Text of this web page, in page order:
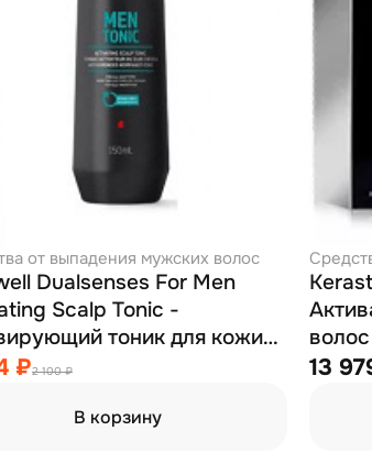
от выпадения мужских волос
Dualsenses For Men
Scalp Tonic -
тоник для кожи
150 мл
₽2 100 ₽
В корзину
13